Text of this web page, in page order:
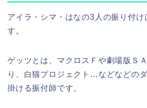
アイラ・シマ・はなの3人の振り付け
す。
ゲッツとは、マクロスＦや劇場版Ｓ
り、白猫プロジェクト…などなどの
掛ける振付師です。